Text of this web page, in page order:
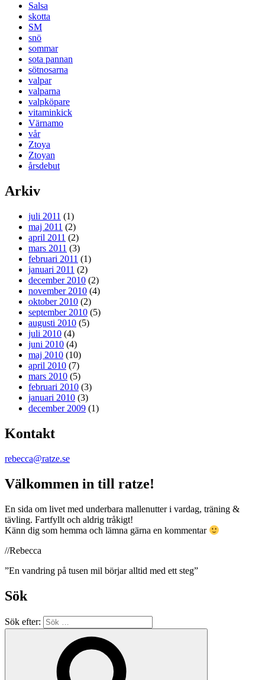
Salsa
skotta
SM
snö
sommar
sota pannan
sötnosarna
valpar
valparna
valpköpare
vitaminkick
Värnamo
vår
Ztoya
Ztoyan
årsdebut
Arkiv
juli 2011 (1)
maj 2011 (2)
april 2011 (2)
mars 2011 (3)
februari 2011 (1)
januari 2011 (2)
december 2010 (2)
november 2010 (4)
oktober 2010 (2)
september 2010 (5)
augusti 2010 (5)
juli 2010 (4)
juni 2010 (4)
maj 2010 (10)
april 2010 (7)
mars 2010 (5)
februari 2010 (3)
januari 2010 (3)
december 2009 (1)
Kontakt
rebecca@ratze.se
Välkommen in till ratze!
En sida om livet med underbara mallenutter i vardag, träning &
tävling. Fartfyllt och aldrig tråkigt!
Känn dig som hemma och lämna gärna en kommentar
//Rebecca
”En vandring på tusen mil börjar alltid med ett steg”
Sök
Sök efter: